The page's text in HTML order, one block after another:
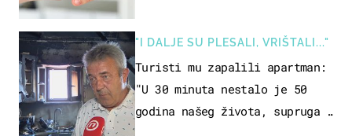
"I DALJE SU PLESALI, VRIŠTALI..."
Turisti mu zapalili apartman:
"U 30 minuta nestalo je 50
godina našeg života, supruga i